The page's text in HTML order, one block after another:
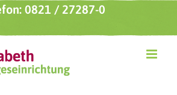
0821 / 27287-0